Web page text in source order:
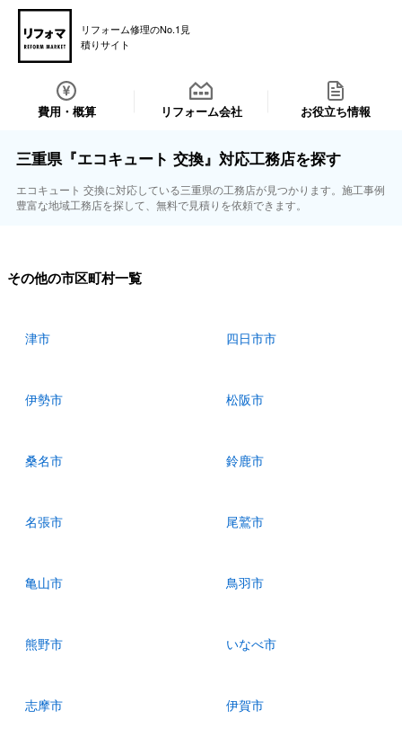
リフォーム修理のNo.1見
積りサイト
費用・概算 リフォーム会社 お役立ち情報
三重県『エコキュート 交換』対応工務店を探す
エコキュート 交換に対応している三重県の工務店が見つかります。施工事例
豊富な地域工務店を探して、無料で見積りを依頼できます。
その他の市区町村一覧
津市 四日市市
伊勢市 松阪市
桑名市 鈴鹿市
名張市 尾鷲市
亀山市 鳥羽市
熊野市 いなべ市
志摩市 伊賀市